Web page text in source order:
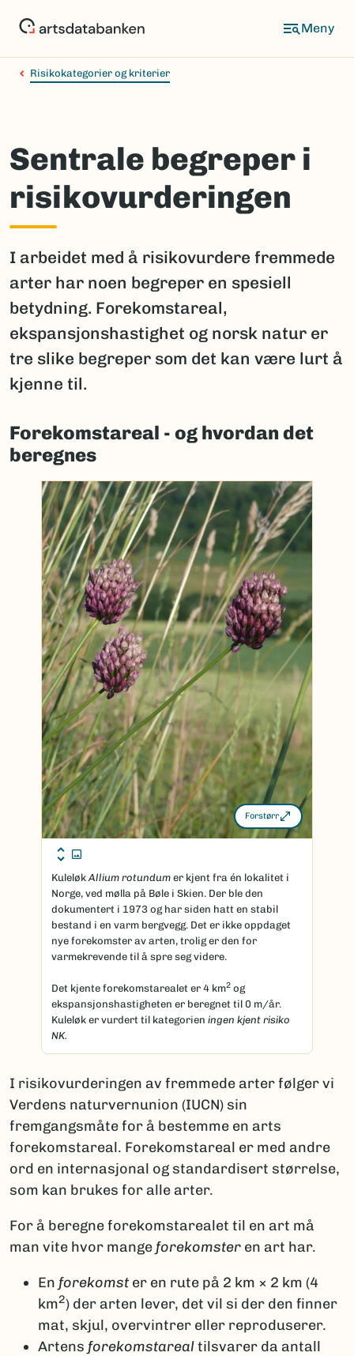
Risikokategorier og kriterier
Sentrale begreper i
risikovurderingen
I arbeidet med å risikovurdere fremmede
arter har noen begreper en spesiell
betydning. Forekomstareal,
ekspansjonshastighet og norsk natur er
tre slike begreper som det kan være lurt å
kjenne til.
Forekomstareal - og hvordan det
beregnes
Forstørr
Kuleløk Allium rotundum er kjent fra én lokalitet i
Norge, ved mølla på Bøle i Skien. Der ble den
dokumentert i 1973 og har siden hatt en stabil
bestand i en varm bergvegg. Det er ikke oppdaget
nye forekomster av arten, trolig er den for
varmekrevende til å spre seg videre.
Det kjente forekomstarealet er 4 km2 og
ekspansjonshastigheten er beregnet til 0 m/år.
Kuleløk er vurdert til kategorien ingen kjent risiko
NK.
I risikovurderingen av fremmede arter følger vi
Verdens naturvernunion (IUCN) sin
fremgangsmåte for å bestemme en arts
forekomstareal. Forekomstareal er med andre
ord en internasjonal og standardisert størrelse,
som kan brukes for alle arter.
For å beregne forekomstarealet til en art må
man vite hvor mange forekomster en art har.
En forekomst er en rute på 2 km × 2 km (4
km2) der arten lever, det vil si der den finner
mat, skjul, overvintrer eller reproduserer.
Artens forekomstarealtilsvarer da antall